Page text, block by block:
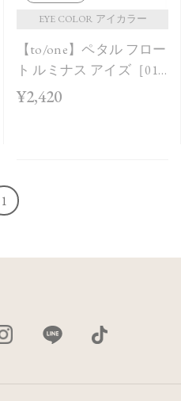
EYE COLOR アイカラー
【to/one】ペタル フロー
ト ルミナス アイズ［01
～04］＜2026 AW
¥2,420
1